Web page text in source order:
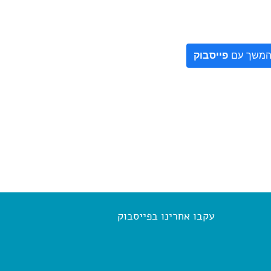
המשך עם פייסבוק
עקבו אחרינו בפייסבוק